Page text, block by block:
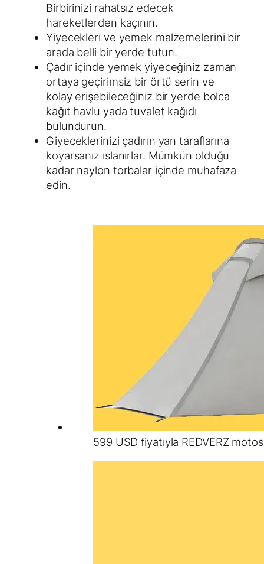
Birbirinizi rahatsız edecek
hareketlerden kaçının.
Yiyecekleri ve yemek malzemelerini bir
arada belli bir yerde tutun.
Çadır içinde yemek yiyeceğiniz zaman
ortaya geçirimsiz bir örtü serin ve
kolay erişebileceğiniz bir yerde bolca
kağıt havlu yada tuvalet kağıdı
bulundurun.
Giyeceklerinizi çadırın yan taraflarına
koyarsanız ıslanırlar. Mümkün olduğu
kadar naylon torbalar içinde muhafaza
edin.
599 USD fiyatıyla REDVERZ